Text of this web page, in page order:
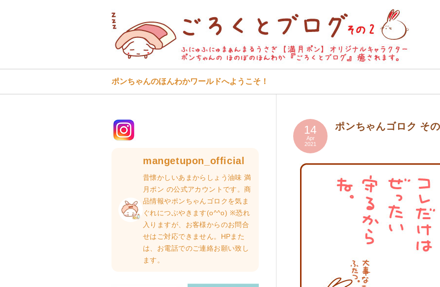
ポンちゃんのほんわかワールドへようこそ！
14
Apr
2021
ポンちゃんゴロク そ
mangetupon_official
昔懐かしいあまからしょう油味 満
月ポン の公式アカウントです。商
品情報やポンちゃんゴロクを気ま
ぐれにつぶやきます(o^^o) ※恐れ
入りますが、お客様からのお問合
せはご対応できません。HPまた
は、お電話でのご連絡お願い致し
ます。